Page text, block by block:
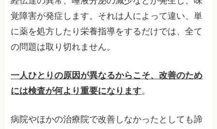
覚障害が発症します。それは人によって違い、単
に薬を処方したり栄養指導をするだけでは、全て
の問題は取り切れません。
一人ひとりの原因が異なるからこそ、改善のため
には検査が何より重要になります。
病院やほかの治療院で改善しなかったとしても諦